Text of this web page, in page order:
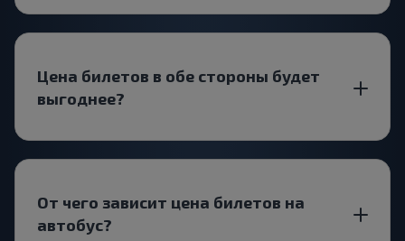
Цена билетов в обе стороны будет
выгоднее?
От чего зависит цена билетов на
автобус?